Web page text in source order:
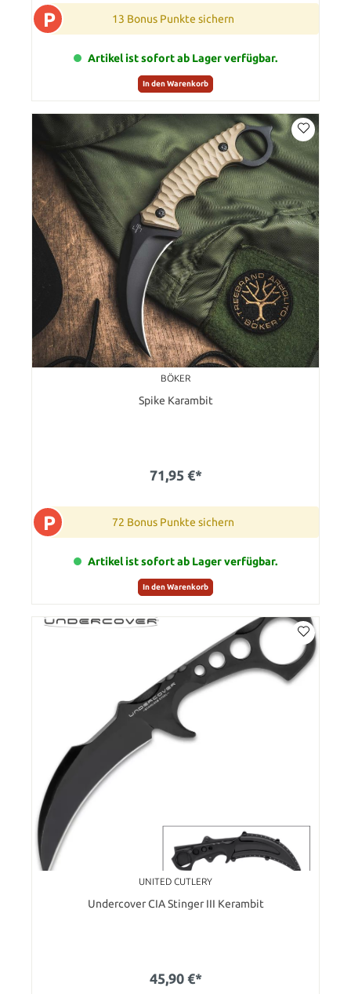
P 13 Bonus Punkte sichern
Artikel ist sofort ab Lager verfügbar.
In den Warenkorb
BÖKER
Spike Karambit
71,95 €*
P 72 Bonus Punkte sichern
Artikel ist sofort ab Lager verfügbar.
In den Warenkorb
UNITED CUTLERY
Undercover CIA Stinger III Kerambit
45,90 €*